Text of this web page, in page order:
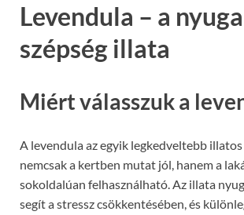
Levendula – a
szépség illata
Miért válasszuk a
A levendula az egyik legkedveltebb
nemcsak a kertben mutat jól, hanem a
sokoldalúan felhasználható. Az illata
segít a stressz csökkentésében, és